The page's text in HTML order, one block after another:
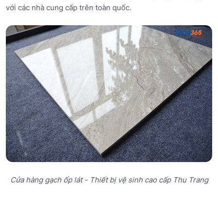
với các nhà cung cấp trên toàn quốc.
Cửa hàng gạch ốp lát - Thiết bị vệ sinh cao cấp Thu Trang